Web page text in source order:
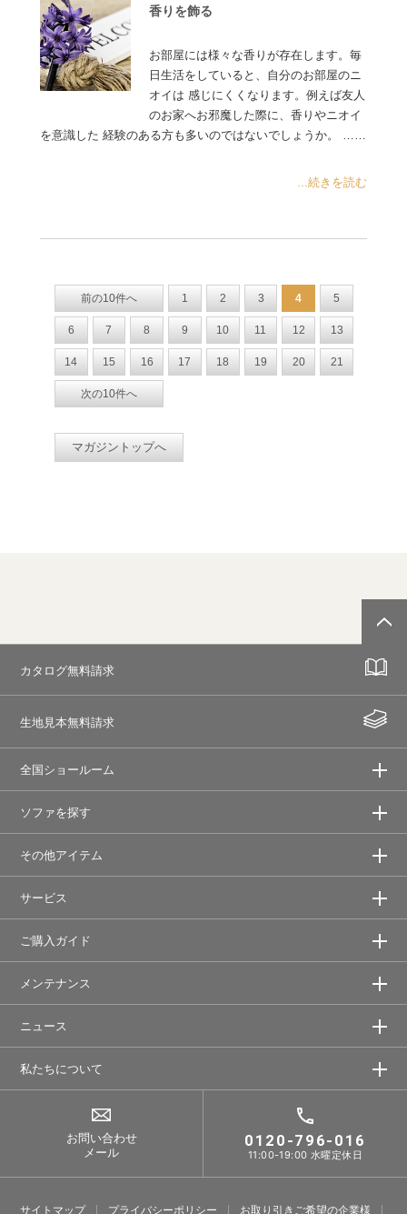
香りを飾る
お部屋には様々な香りが存在します。毎
日生活をしていると、自分のお部屋のニ
オイは 感じにくくなります。例えば友人
のお家へお邪魔した際に、香りやニオイ
を意識した 経験のある方も多いのではないでしょうか。 ……
...続きを読む
前の10件へ 1 2 3 4 5
6 7 8 9 10 11 12 13
14 15 16 17 18 19 20 21
次の10件へ
マガジントップへ
カタログ無料請求
生地見本無料請求
全国ショールーム
ソファを探す
その他アイテム
サービス
ご購入ガイド
メンテナンス
ニュース
私たちについて
お問い合わせ
メール
0120-796-016
11:00-19:00 水曜定休日
サイトマップ プライバシーポリシー お取り引きご希望の企業様